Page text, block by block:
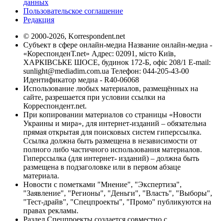
данных
Пользовательское соглашение
Редакция
© 2000-2026, Korrespondent.net
Субъект в сфере онлайн-медиа Название онлайн-медиа -
«КореспонденТ.net» Адрес: 02091, місто Київ,
ХАРКІВСЬКЕ ШОСЕ, будинок 172-Б, офіс 208/1 E-mail:
sunlight@mediadim.com.ua Телефон: 044-205-43-00
Идентификатор медиа - R40-06068
Использование любых материалов, размещённых на
сайте, разрешается при условии ссылки на
Корреспондент.net.
При копировании материалов со страницы «Новости
Украины и мира», для интернет-изданий – обязательна
прямая открытая для поисковых систем гиперссылка.
Ссылка должна быть размещена в независимости от
полного либо частичного использования материалов.
Гиперссылка (для интернет- изданий) – должна быть
размещена в подзаголовке или в первом абзаце
материала.
Новости с пометками "Мнение", "Экспертиза",
"Заявление", "Регионы", "Деньги", "Власть", "Выборы",
"Тест-драйв", "Спецпроекты", "Промо" публикуются на
правах рекламы.
Раздел Спецпроекты создается совместно с